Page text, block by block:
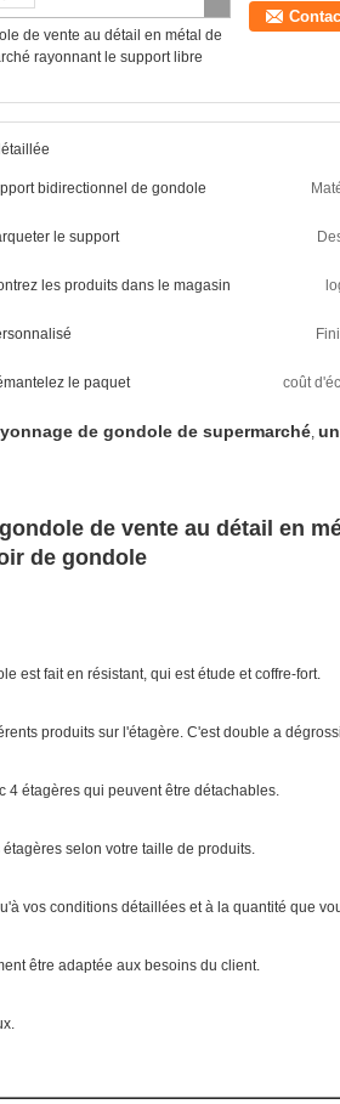
de vente au détail en métal de
rayonnant le support libre
bidirectionnel de gondole
le support
les produits dans le magasin
le paquet coût
de gondole de supermarché,
de vente au détail en
de gondole
est fait en résistant, qui est étude et coffre-fort.
produits sur l'étagère. C'est double a
4 étagères qui peuvent être détachables.
selon votre taille de produits.
vos conditions détaillées et à la quantité que
être adaptée aux besoins du client.